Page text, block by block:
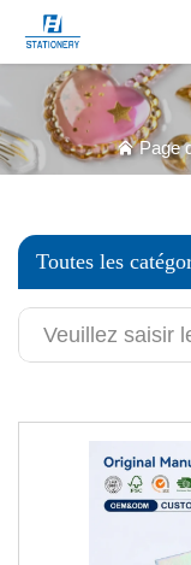
Produits
Solutions
Ressources
Page
Toutes les